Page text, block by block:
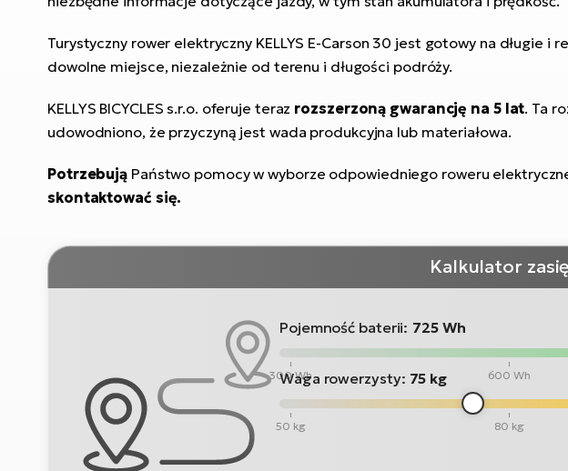
Turystyczny rower elektryczny KELLYS E-Carson 30 jest gotowy na długie
dowolne miejsce, niezależnie od terenu i długości podróży.
KELLYS BICYCLES s.r.o. oferuje teraz rozszerzoną gwarancję na 5 lat. Ta
udowodniono, że przyczyną jest wada produkcyjna lub materiałowa.
Potrzebują Państwo pomocy w wyborze odpowiedniego roweru
skontaktować się.
Kalkulator
Pojemność baterii: 725 Wh
300 Wh 600 Wh
Waga rowerzysty: 75 kg
50 kg 80 kg